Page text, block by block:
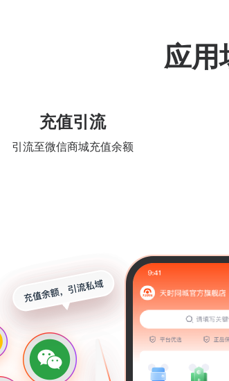
应用
充值引流
引流至微信商城充值余额